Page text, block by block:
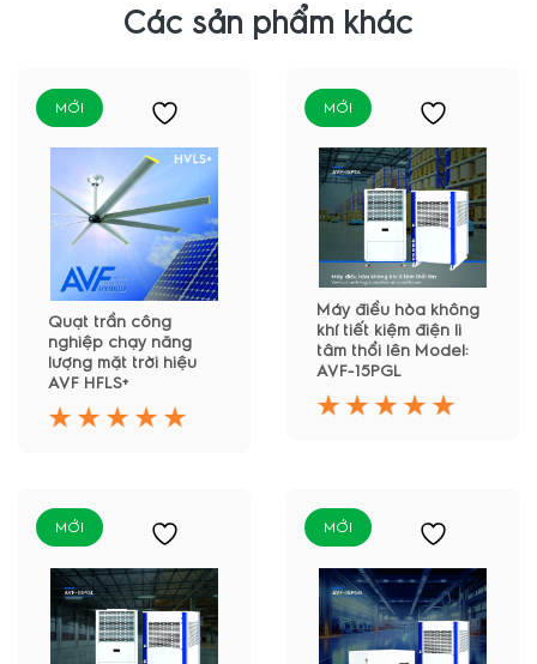
Các sản phẩm khác
MỚI
Quạt trần công
nghiệp chạy năng
lượng mặt trời hiệu
AVF HFLS+
MỚI
Máy điều hòa không
khí tiết kiệm điện li
tâm thổi lên Model:
AVF-15PGL
MỚI MỚI